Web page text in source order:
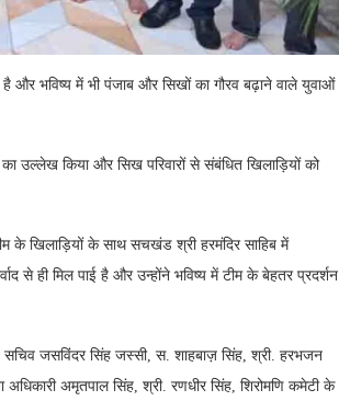
है और भविष्य में भी पंजाब और सिखों का गौरव बढ़ाने वाले युवाओं
उल्लेख किया और सिख परिवारों से संबंधित खिलाड़ियों को
के खिलाड़ियों के साथ सचखंड श्री हरमंदिर साहिब में
से ही मिल पाई है और उन्होंने भविष्य में टीम के बेहतर प्रदर्शन
जसविंदर सिंह जस्सी, स. शाहबाज़ सिंह, श्री. हरभजन
अमृतपाल सिंह, श्री. रणधीर सिंह, शिरोमणि कमेटी के